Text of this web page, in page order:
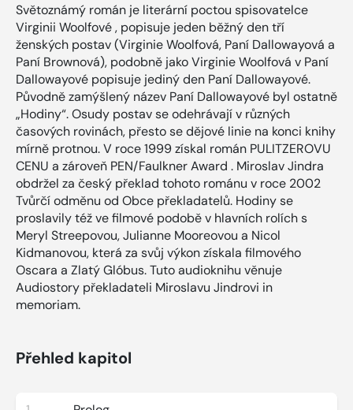
Světoznámý román je literární poctou spisovatelce
Virginii Woolfové , popisuje jeden běžný den tří
ženských postav (Virginie Woolfová, Paní Dallowayová a
Paní Brownová), podobně jako Virginie Woolfová v Paní
Dallowayové popisuje jediný den Paní Dallowayové.
Původně zamýšlený název Paní Dallowayové byl ostatně
„Hodiny“. Osudy postav se odehrávají v různých
časových rovinách, přesto se dějové linie na konci knihy
mírně protnou. V roce 1999 získal román PULITZEROVU
CENU a zároveň PEN/Faulkner Award . Miroslav Jindra
obdržel za český překlad tohoto románu v roce 2002
Tvůrčí odměnu od Obce překladatelů. Hodiny se
proslavily též ve filmové podobě v hlavních rolích s
Meryl Streepovou, Julianne Mooreovou a Nicol
Kidmanovou, která za svůj výkon získala filmového
Oscara a Zlatý Glóbus. Tuto audioknihu věnuje
Audiostory překladateli Miroslavu Jindrovi in
memoriam.
Přehled kapitol